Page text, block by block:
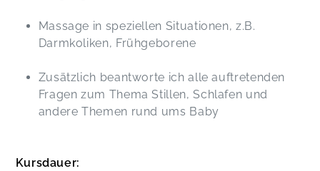
Massage in speziellen Situationen, z.B.
Darmkoliken, Frühgeborene
Zusätzlich beantworte ich alle auftretenden
Fragen zum Thema Stillen, Schlafen und
andere Themen rund ums Baby
Kursdauer: